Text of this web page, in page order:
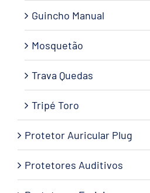
Guincho Manual
Mosquetão
Trava Quedas
Tripé Toro
Protetor Auricular Plug
Protetores Auditivos